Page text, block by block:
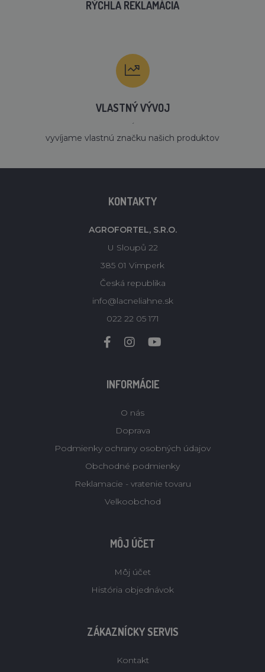
RÝCHLA REKLAMÁCIA
VLASTNÝ VÝVOJ
´
vyvíjame vlastnú značku našich produktov
KONTAKTY
AGROFORTEL, S.R.O.
U Sloupů 22
385 01 Vimperk
Česká republika
info@lacneliahne.sk
022 22 05 171
INFORMÁCIE
O nás
Doprava
Podmienky ochrany osobných údajov
Obchodné podmienky
Reklamacie - vratenie tovaru
Velkoobchod
MÔJ ÚČET
Môj účet
História objednávok
ZÁKAZNÍCKY SERVIS
Kontakt